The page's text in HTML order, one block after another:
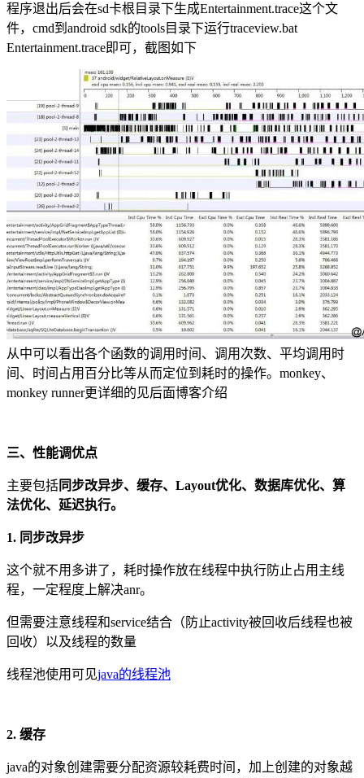
程序退出后会在sd卡根目录下生成Entertainment.trace这个文
件，cmd到android sdk的tools目录下运行traceview.bat
Entertainment.trace即可，截图如下
从中可以看出各个函数的调用时间、调用次数、平均调用时
间、时间占用百分比等从而定位到耗时的操作。monkey、
monkey runner更详细的见后面博客介绍
三、性能调优点
主要包括同步改异步、缓存、Layout优化、数据库优化、算
法优化、延迟执行。
1. 同步改异步
这个就不用多讲了，耗时操作放在线程中执行防止占用主线
程，一定程度上解决anr。
但需要注意线程和service结合（防止activity被回收后线程也被
回收）以及线程的数量
线程池使用可见java的线程池
2. 缓存
java的对象创建需要分配资源较耗费时间，加上创建的对象越